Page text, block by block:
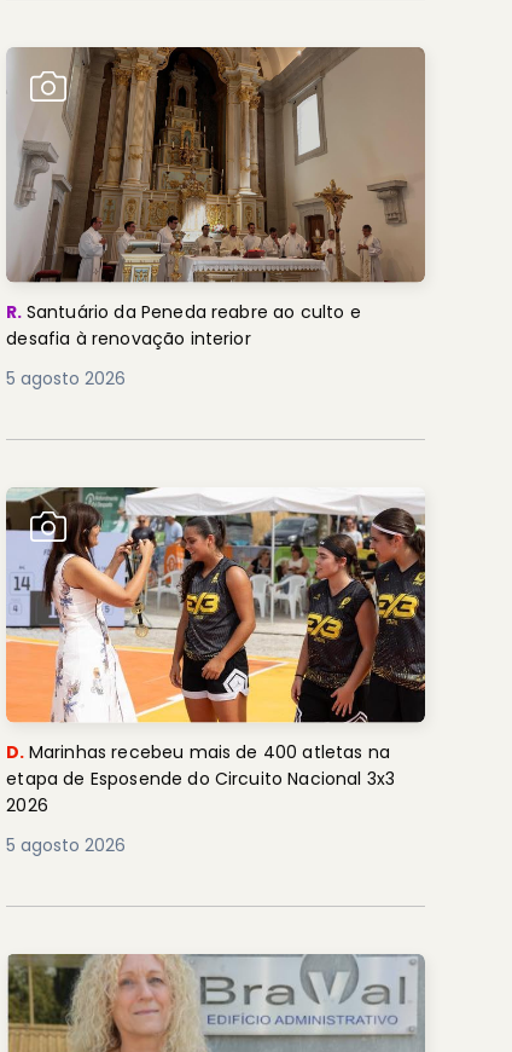
R. Santuário da Peneda reabre ao culto e
desafia à renovação interior
5 agosto 2026
D. Marinhas recebeu mais de 400 atletas na
etapa de Esposende do Circuito Nacional 3x3
2026
5 agosto 2026